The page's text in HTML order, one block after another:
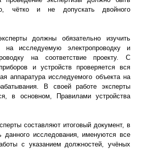
чётко и не допускать двойного
должны обязательно изучить
на исследуемую электропроводку и
на соответствие проекту. С
и устройств проверяется вся
аппаратура исследуемого объекта на
В своей работе эксперты
в основном, Правилами устройства
составляют итоговый документ, в
данного исследования, именуются все
с указанием должностей, учёных